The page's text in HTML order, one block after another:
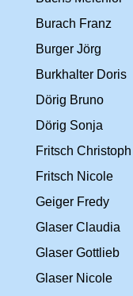
Burach Franz
Burger Jörg
Burkhalter Doris
Dörig Bruno
Dörig Sonja
Fritsch Christoph
Fritsch Nicole
Geiger Fredy
Glaser Claudia
Glaser Gottlieb
Glaser Nicole